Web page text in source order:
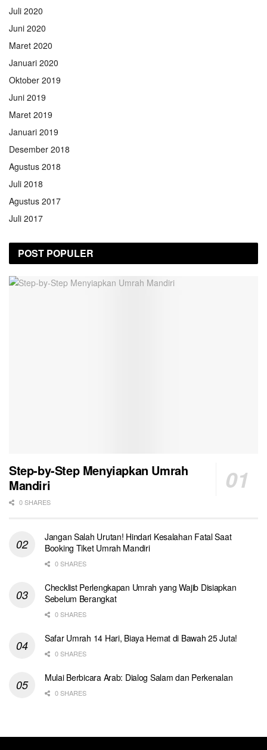
Juli 2020
Juni 2020
Maret 2020
Januari 2020
Oktober 2019
Juni 2019
Maret 2019
Januari 2019
Desember 2018
Agustus 2018
Juli 2018
Agustus 2017
Juli 2017
POST POPULER
Step-by-Step Menyiapkan Umrah
Mandiri
0 SHARES
Jangan Salah Urutan! Hindari Kesalahan Fatal Saat
Booking Tiket Umrah Mandiri
0 SHARES
Checklist Perlengkapan Umrah yang Wajib Disiapkan
Sebelum Berangkat
0 SHARES
Safar Umrah 14 Hari, Biaya Hemat di Bawah 25 Juta!
0 SHARES
Mulai Berbicara Arab: Dialog Salam dan Perkenalan
0 SHARES